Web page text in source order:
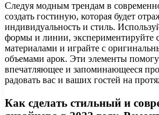
Следуя модным трендам в
создать гостиную, которая будет
индивидуальность и стиль.
формы и линии, экспериментируйте
материалами и играйте с
объемами арок. Эти элементы
впечатляющее и запоминающееся
радовать вас и ваших гостей на
Как сделать стильный и